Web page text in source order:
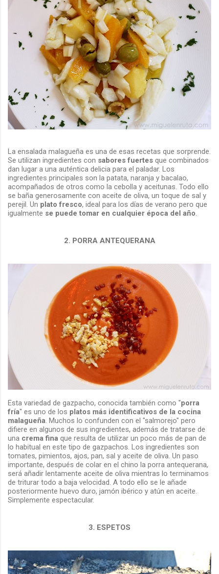
La ensalada malagueña es una de esas recetas que sorprende.
Se utilizan ingredientes con sabores fuertes que combinados
dan lugar a una auténtica delicia para el paladar. Los
ingredientes principales son la patata, naranja y bacalao,
acompañados de otros como la cebolla y aceitunas. Todo ello
se baña generosamente con aceite de oliva, un toque de sal y
perejil. Un plato fresco, ideal para los días de verano pero que
igualmente se puede tomar en cualquier época del año.
2. PORRA ANTEQUERANA
Esta variedad de gazpacho, conocida también como "porra
fría" es uno de los platos más identificativos de la cocina
malagueña. Muchos lo confunden con el "salmorejo" pero
difiere en algunos de sus ingredientes, además de tratarse de
una crema fina que resulta de utilizar un poco más de pan de
lo habitual en este tipo de gazpachos. Los ingredientes son
tomates, pimientos, ajos, pan, sal y aceite de oliva. Un paso
importante, después de colar en el chino la porra antequerana,
será añadir lentamente aceite de oliva mientras lo terminamos
de triturar todo a baja velocidad. A todo ello se le añade
posteriormente huevo duro, jamón ibérico y atún en aceite.
Simplemente espectacular.
3. ESPETOS